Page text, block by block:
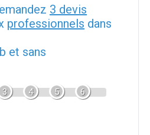
3 devis
professionnels dans
et sans
3 4 5 6